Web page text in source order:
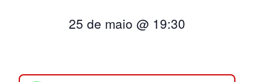
25 de maio @ 19:30